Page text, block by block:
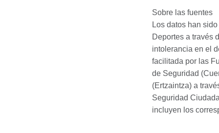
Sobre las fuentes
Los datos han
Deportes a través
intolerancia en el
facilitada por las
de Seguridad
(Ertzaintza) a
Seguridad
incluyen los